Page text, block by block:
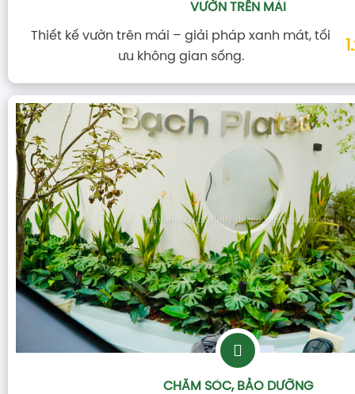
VƯỜN TRÊN MÁI
Thiết kế vườn trên mái – giải pháp xanh mát, tối
ưu không gian sống.
CHĂM SÓC, BẢO DƯỠNG